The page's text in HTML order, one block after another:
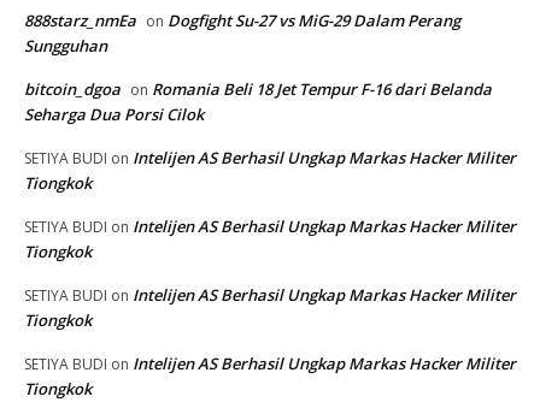
888starz_nmEa on Dogfight Su-27 vs MiG-29 Dalam Perang
Sungguhan
bitcoin_dgoa on Romania Beli 18 Jet Tempur F-16 dari Belanda
Seharga Dua Porsi Cilok
SETIYA BUDI on Intelijen AS Berhasil Ungkap Markas Hacker Militer
Tiongkok
SETIYA BUDI on Intelijen AS Berhasil Ungkap Markas Hacker Militer
Tiongkok
SETIYA BUDI on Intelijen AS Berhasil Ungkap Markas Hacker Militer
Tiongkok
SETIYA BUDI on Intelijen AS Berhasil Ungkap Markas Hacker Militer
Tiongkok